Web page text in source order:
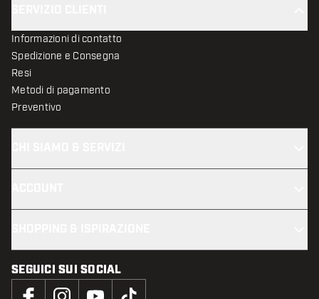
Informazioni di contatto
Spedizione e Consegna
Resi
Metodi di pagamento
Preventivo
SEGUICI SUI SOCIAL